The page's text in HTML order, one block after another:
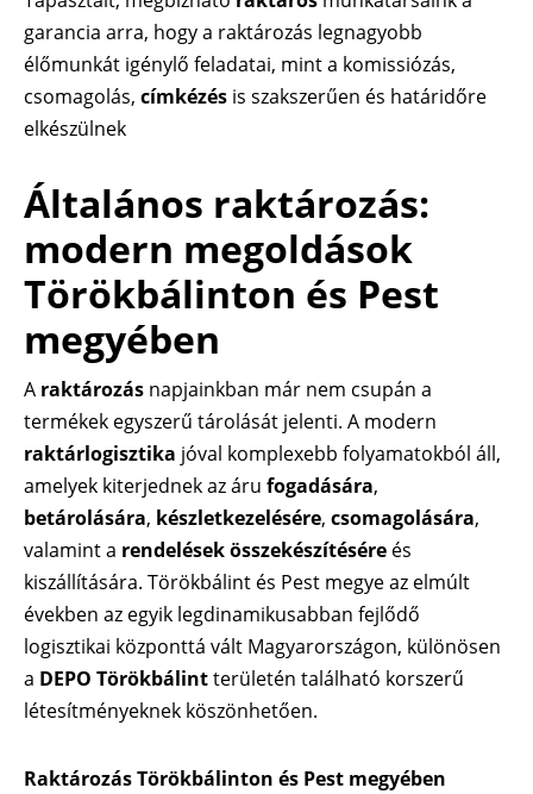
garancia arra, hogy a raktározás legnagyobb
élőmunkát igénylő feladatai, mint a komissiózás,
csomagolás, címkézés is szakszerűen és határidőre
elkészülnek
Általános raktározás:
modern megoldások
Törökbálinton és Pest
megyében
A raktározás napjainkban már nem csupán a
termékek egyszerű tárolását jelenti. A modern
raktárlogisztika jóval komplexebb folyamatokból áll,
amelyek kiterjednek az áru fogadására,
betárolására, készletkezelésére, csomagolására,
valamint a rendelések összekészítésére és
kiszállítására. Törökbálint és Pest megye az elmúlt
években az egyik legdinamikusabban fejlődő
logisztikai központtá vált Magyarországon, különösen
a DEPO Törökbálintterületén található korszerű
létesítményeknek köszönhetően.
Raktározás Törökbálinton és Pest megyében